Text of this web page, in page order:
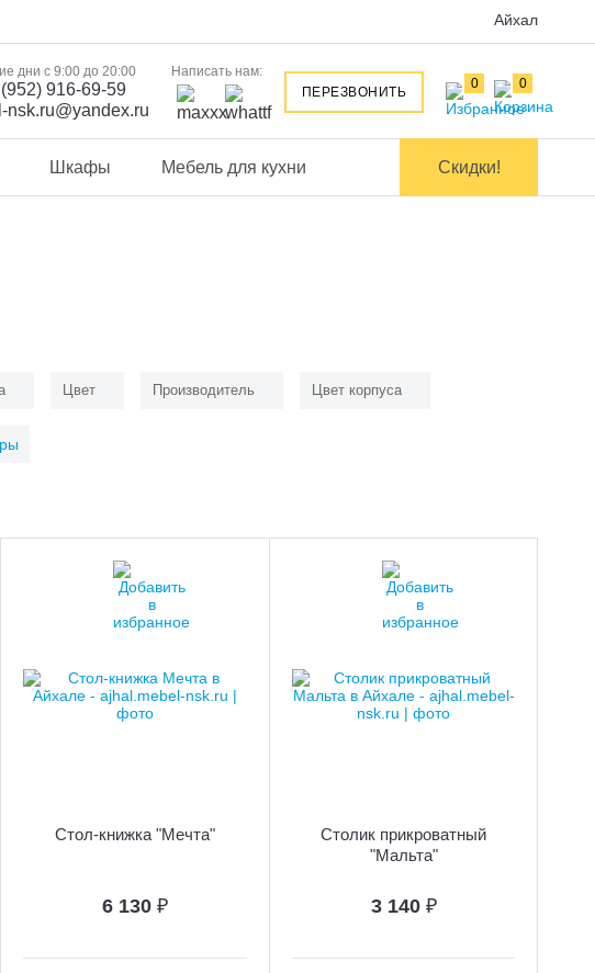
Айхал
0 0
ПЕРЕЗВОНИТЬ
Написать нам:
дни с 9:00 до 20:00
916-69-59
nsk.ru@yandex.ru
Шкафы Мебель для кухни Скидки!
Цвет Производитель Цвет корпуса
Стол-книжка "Мечта"
6 130 ₽
Столик прикроватный
"Мальта"
3 140 ₽